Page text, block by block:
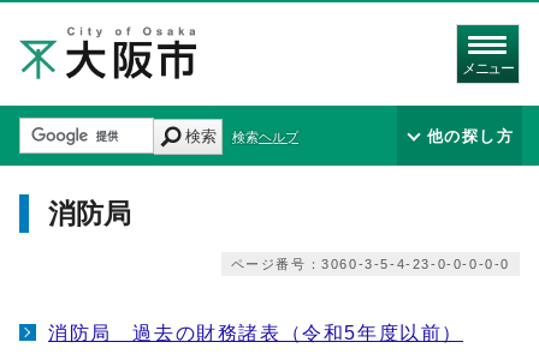
メニュー
検索 検索ヘルプ 他の探し方
消防局
ページ番号：3060-3-5-4-23-0-0-0-0-0
消防局 過去の財務諸表（令和5年度以前）